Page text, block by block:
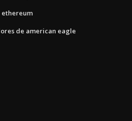
de american eagle